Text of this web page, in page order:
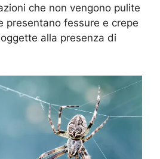
che non vengono pulite
presentano fessure e crepe
alla presenza di